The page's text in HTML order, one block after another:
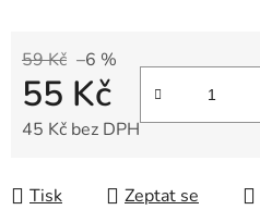
59 Kč –6 %
55 Kč
45 Kč bez DPH
Tisk Zeptat se